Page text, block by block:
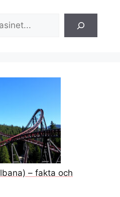
– fakta och